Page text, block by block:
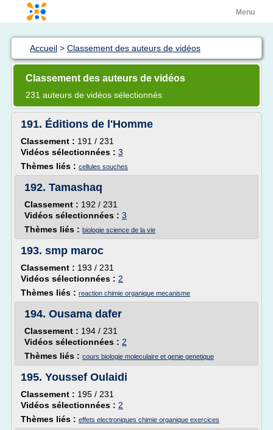
Menu
Accueil > Classement des auteurs de vidéos
Classement des auteurs de vidéos
231 auteurs de vidéos sélectionnés
191. Éditions de l'Homme
Classement : 191 / 231
Vidéos sélectionnées : 3
Thèmes liés : cellules souches
192. Tamashaq
Classement : 192 / 231
Vidéos sélectionnées : 3
Thèmes liés : biologie science de la vie
193. smp maroc
Classement : 193 / 231
Vidéos sélectionnées : 2
Thèmes liés : reaction chimie organique mecanisme
194. Ousama dafer
Classement : 194 / 231
Vidéos sélectionnées : 2
Thèmes liés : cours biologie moleculaire et genie genetique
195. Youssef Oulaidi
Classement : 195 / 231
Vidéos sélectionnées : 2
Thèmes liés : effets electroniques chimie organique exercices